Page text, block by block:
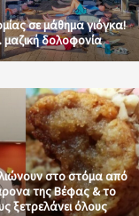
σε μάθημα γιόγκα!
μαζική δολοφονία
στο στόμα από
της Βέφας & το
ξετρελάνει όλους